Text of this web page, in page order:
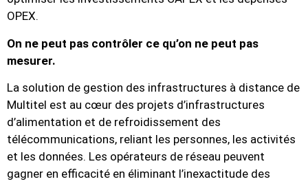
OPEX.
On ne peut pas contrôler ce qu’on ne peut pas
mesurer.
La solution de gestion des infrastructures à distance de
Multitel est au cœur des projets d’infrastructures
d’alimentation et de refroidissement des
télécommunications, reliant les personnes, les activités
et les données. Les opérateurs de réseau peuvent
gagner en efficacité en éliminant l’inexactitude des